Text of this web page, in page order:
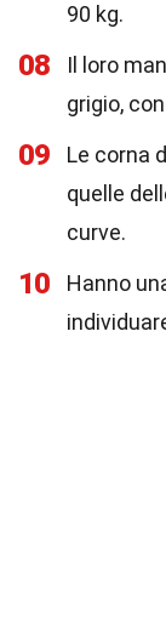
90 kg.
08
Il loro
grigio,
09 Le corna
quelle
curve.
10
Hanno